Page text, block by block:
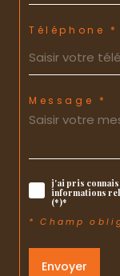
Téléphone *
Message *
j'ai pris
informations
(*)*
* Champ
Envoyer